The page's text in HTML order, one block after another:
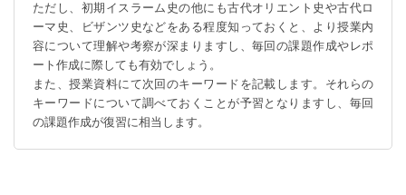
ただし、初期イスラーム史の他にも古代オリエント史や古代ロ
ーマ史、ビザンツ史などをある程度知っておくと、より授業内
容について理解や考察が深まりますし、毎回の課題作成やレポ
ート作成に際しても有効でしょう。
また、授業資料にて次回のキーワードを記載します。それらの
キーワードについて調べておくことが予習となりますし、毎回
の課題作成が復習に相当します。